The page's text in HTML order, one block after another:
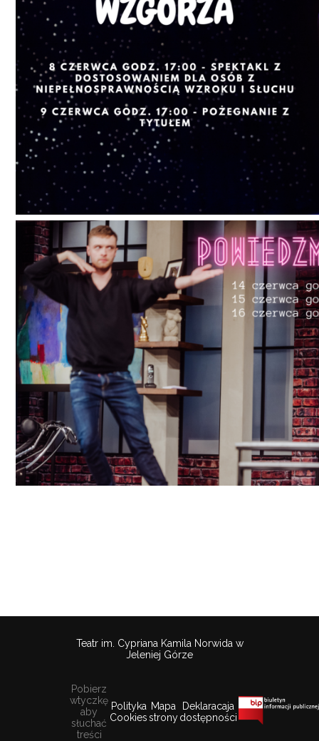
Teatr im. Cypriana Kamila Norwida w
Jeleniej Górze
Pobierz
wtyczkę
aby
słuchać
treści
Polityka
Cookies
Mapa
strony
Deklaracaja
dostępności